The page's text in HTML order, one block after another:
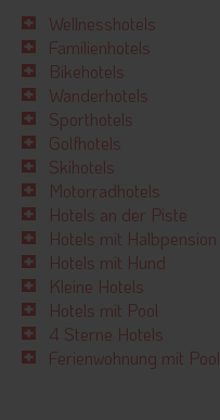
Wellnesshotels
Familienhotels
Bikehotels
Wanderhotels
Sporthotels
Golfhotels
Skihotels
Motorradhotels
Hotels an der Piste
Hotels mit Halbpension
Hotels mit Hund
Kleine Hotels
Hotels mit Pool
4 Sterne Hotels
Ferienwohnung mit Pool